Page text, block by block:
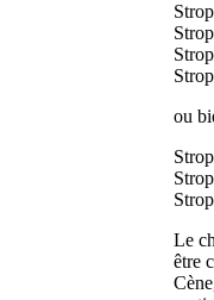
ou
Le
être